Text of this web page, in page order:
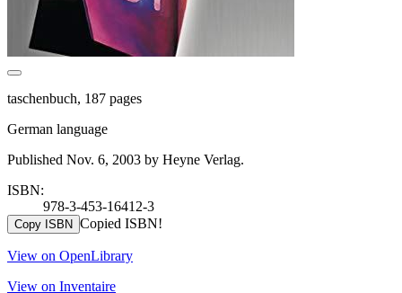
taschenbuch, 187 pages
German language
Published Nov. 6, 2003 by Heyne Verlag.
ISBN:
978-3-453-16412-3
Copy ISBN Copied ISBN!
View on OpenLibrary
View on Inventaire